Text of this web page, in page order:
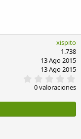
xispito
1.738
13 Ago 2015
13 Ago 2015
,
0
s
0 valoraciones